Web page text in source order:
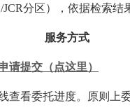
/JCR分区） ，依据检索结
服务方式
请提交（点这里）
查看委托进度。原则上